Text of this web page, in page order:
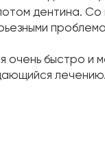
дентина. Со
очень быстро
лечению.